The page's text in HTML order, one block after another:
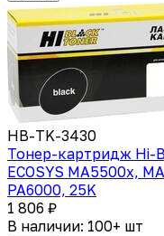
HB-TK-3430
Тонер-картридж Hi-
ECOSYS MA5500x,
PA6000, 25K
1 806 ₽
В наличии: 100+ шт